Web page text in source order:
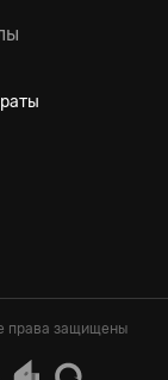
права защищены